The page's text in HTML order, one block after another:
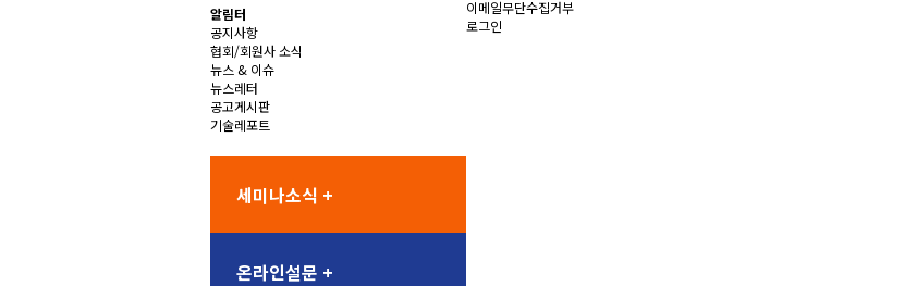
알림터
공지사항
협회/회원사 소식
뉴스 & 이슈
뉴스레터
공고게시판
기술레포트
세미나소식 +
온라인설문 +
이메일무단수집거부
로그인